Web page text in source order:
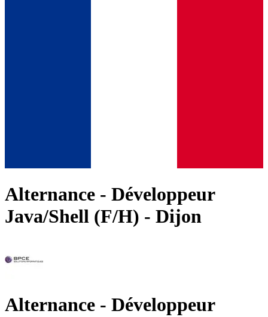
Alternance - Développeur
Java/Shell (F/H) - Dijon
Alternance - Développeur